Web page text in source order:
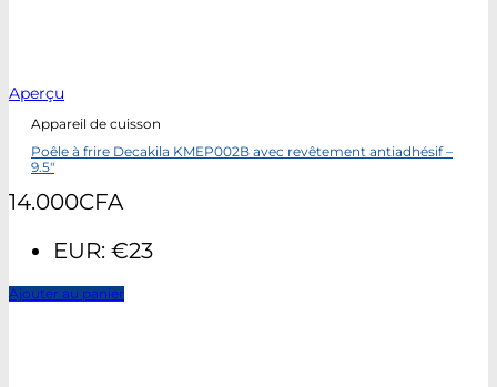
Aperçu
Appareil de cuisson
Poêle à frire Decakila KMEP002B avec revêtement antiadhésif –
9.5″
14.000CFA
EUR: €23
Ajouter au panier